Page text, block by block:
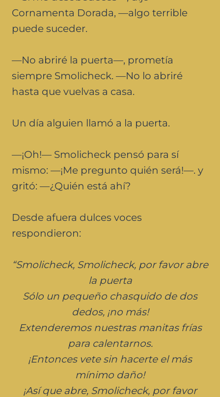
Cornamenta Dorada, —algo terrible
puede suceder.
—No abriré la puerta—, prometía
siempre Smolicheck. —No lo abriré
hasta que vuelvas a casa.
Un día alguien llamó a la puerta.
—¡Oh!— Smolicheck pensó para sí
mismo: —¡Me pregunto quién será!—. y
gritó: —¿Quién está ahí?
Desde afuera dulces voces
respondieron:
“Smolicheck, Smolicheck, por favor abre
la puerta
Sólo un pequeño chasquido de dos
dedos, ¡no más!
Extenderemos nuestras manitas frías
para calentarnos.
¡Entonces vete sin hacerte el más
mínimo daño!
¡Así que abre, Smolicheck, por favor